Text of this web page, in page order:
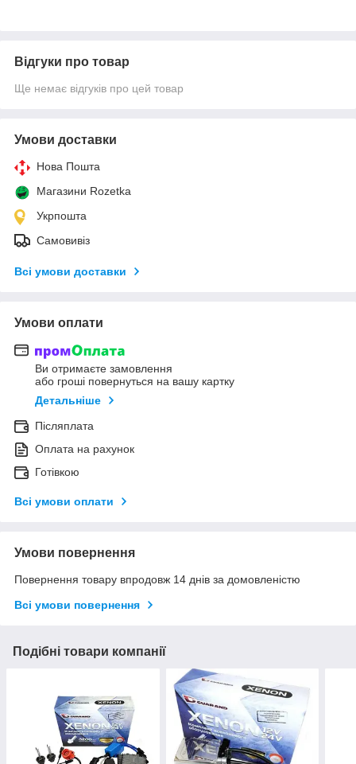
Відгуки про товар
Ще немає відгуків про цей товар
Умови доставки
Нова Пошта
Магазини Rozetka
Укрпошта
Самовивіз
Всі умови доставки
Умови оплати
Ви отримаєте замовлення
або гроші повернуться на вашу картку
Детальніше
Післяплата
Оплата на рахунок
Готівкою
Всі умови оплати
Умови повернення
Повернення товару впродовж 14 днів за домовленістю
Всі умови повернення
Подібні товари компанії